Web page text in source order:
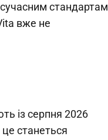
стандартам
вже не
із серпня 2026
станеться